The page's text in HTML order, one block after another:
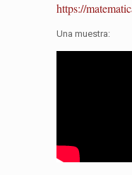
https://
Una muestra: